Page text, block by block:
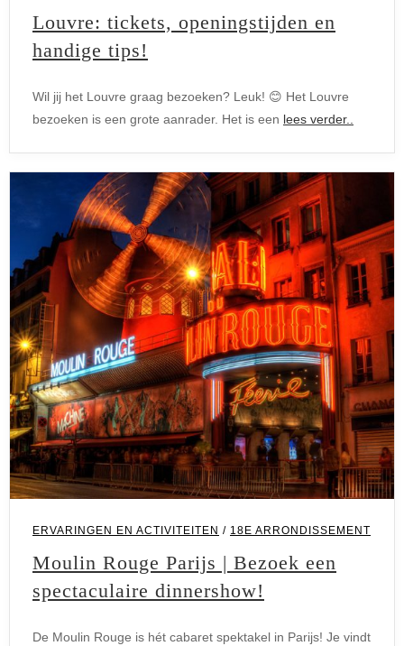
Arrondissementen
Louvre: tickets, openingstijden en
handige tips!
Wil jij het Louvre graag bezoeken? Leuk! 😊 Het Louvre
bezoeken is een grote aanrader. Het is een lees verder..
ERVARINGEN EN ACTIVITEITEN / 18E ARRONDISSEMENT
Moulin Rouge Parijs | Bezoek een
spectaculaire dinnershow!
De Moulin Rouge is hét cabaret spektakel in Parijs! Je vindt